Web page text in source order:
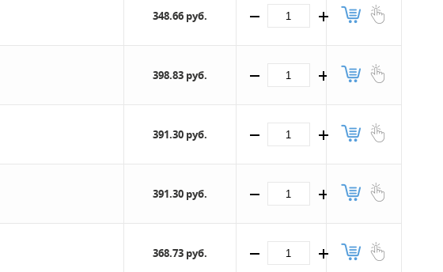
348.66 руб.
398.83 руб.
391.30 руб.
391.30 руб.
368.73 руб.